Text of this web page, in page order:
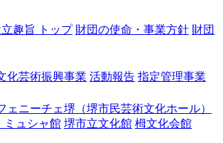
趣旨 トップ 財団の使命・事業方針 財団
化芸術振興事業 活動報告 指定管理事業
ェニーチェ堺（堺市民芸術文化ホール）
ミュシャ館 堺市立文化館 栂文化会館